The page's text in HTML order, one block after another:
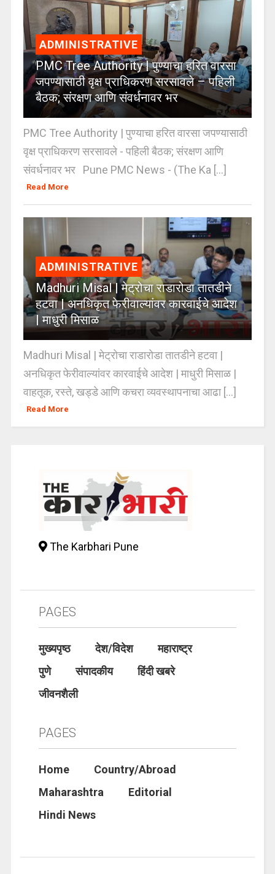
ADMINISTRATIVE
PMC Tree Authority | पुण्याचा हरित वारसा
जपण्यासाठी वृक्ष प्राधिकरण सरसावले – पहिली
बैठक; संरक्षण आणि संवर्धनावर भर
PMC Tree Authority | पुण्याचा हरित वारसा जपण्यासाठी
वृक्ष प्राधिकरण सरसावले - पहिली बैठक; संरक्षण आणि
संवर्धनावर भर Pune PMC News - (The Ka [...]
Read More
ADMINISTRATIVE
Madhuri Misal | मेट्रोचा राडारोडा तातडीने
हटवा | अनधिकृत फेरीवाल्यांवर कारवाईचे आदेश
| माधुरी मिसाळ
Madhuri Misal | मेट्रोचा राडारोडा तातडीने हटवा |
अनधिकृत फेरीवाल्यांवर कारवाईचे आदेश | माधुरी मिसाळ |
वाहतूक, रस्ते, खड्डे आणि कचरा व्यवस्थापनाचा आढा [...]
Read More
The Karbhari Pune
PAGES
मुख्यपृष्ठ देश/विदेश
महाराष्ट्र
पुणे
संपादकीय
हिंदी खबरे
जीवनशैली
PAGES
Home
Country/Abroad
Maharashtra
Editorial
Hindi News